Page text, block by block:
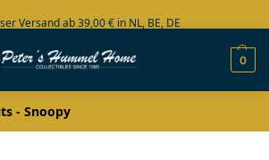
Versand ab 39,00 € in NL, BE, DE
Große Auswahl auf Lager
0
- Snoopy